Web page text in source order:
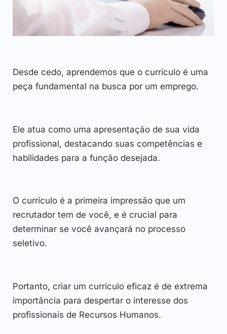
Desde cedo, aprendemos que o currículo é uma
peça fundamental na busca por um emprego.
Ele atua como uma apresentação de sua vida
profissional, destacando suas competências e
habilidades para a função desejada.
O currículo é a primeira impressão que um
recrutador tem de você, e é crucial para
determinar se você avançará no processo
seletivo.
Portanto, criar um currículo eficaz é de extrema
importância para despertar o interesse dos
profissionais de Recursos Humanos.